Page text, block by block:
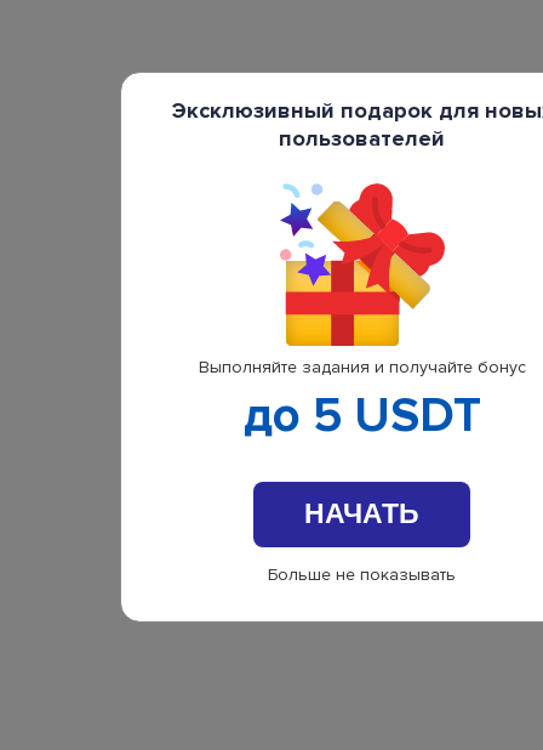
Эксклюзивный подарок для
пользователей
Выполняйте задания и получайте бонус
до 5 USDT
НАЧАТЬ
Больше не показывать